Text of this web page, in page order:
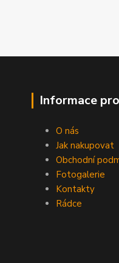
Informace
O nás
Jak nakupovat
Obchodní
Fotogalerie
Kontakty
Rádce